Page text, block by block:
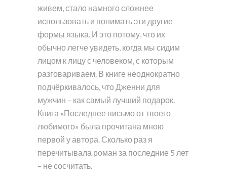
живем, стало намного сложнее
использовать и понимать эти другие
формы языка. И это потому, что их
обычно легче увидеть, когда мы сидим
лицом к лицу с человеком, с которым
разговариваем. В книге неоднократно
подчёркивалось, что Дженни для
мужчин – как самый лучший подарок.
Книга «Последнее письмо от твоего
любимого» была прочитана мною
первой у автора. Сколько раз я
перечитывала роман за последние 5 лет
– не сосчитать.